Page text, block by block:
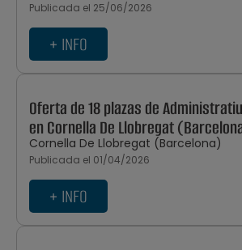
Publicada el 25/06/2026
+ INFO
Oferta de 18 plazas de
en Cornella De Llobregat
Cornella De Llobregat (Barcelona)
Publicada el 01/04/2026
+ INFO